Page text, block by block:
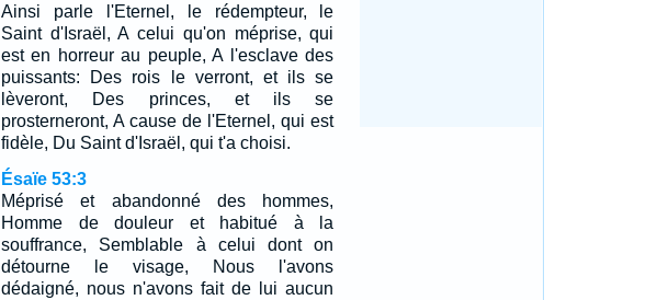
Ainsi parle l'Eternel, le rédempteur, le
Saint d'Israël, A celui qu'on méprise, qui
est en horreur au peuple, A l'esclave des
puissants: Des rois le verront, et ils se
lèveront, Des princes, et ils se
prosterneront, A cause de l'Eternel, qui est
fidèle, Du Saint d'Israël, qui t'a choisi.
Ésaïe 53:3
Méprisé et abandonné des hommes,
Homme de douleur et habitué à la
souffrance, Semblable à celui dont on
détourne le visage, Nous l'avons
dédaigné, nous n'avons fait de lui aucun